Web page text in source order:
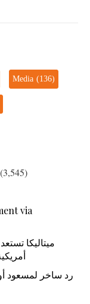
Media(136)
(3,545)
via
ميتاليكا
رد ساخر لمسعود